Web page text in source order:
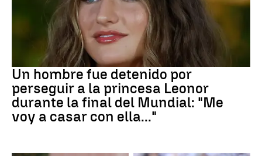
Mundial 2026
Un hombre fue detenido por
perseguir a la princesa Leonor
durante la final del Mundial: "Me
voy a casar con ella..."